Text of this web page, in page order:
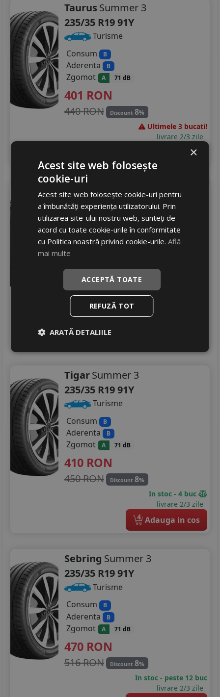
Taurus Summer 3
235/35 R19 91Y
Turisme
Consum
B
Aderenta B
Zgomot A 71 dB
401 RON
440 RON Discount 8%
Ultimele 3 bucati!
livrare 2/3 zile
Adauga in cos
KormoranSummer 3
235/35 R19 91Y
Turisme
Consum
Aderenta
430RON
472 RON Discount8%
TigarSummer 3
235/35 R19 91Y
Turisme
Consum
B
Aderenta B
Zgomot A 71 dB
410 RON
450 RON Discount 8%
In stoc - 4 buc
livrare 2/3 zile
4 Adauga in cos
Sebring Summer 3
235/35 R19 91Y
Turisme
Consum
B
Aderenta B
Zgomot A 71 dB
470 RON
516 RON Discount 8%
In stoc - peste 12 buc
livrare 2/3 zile
×
Acest site web folosește
cookie-uri
Acest site web folosește cookie-uri pentru
a îmbunătăți experiența utilizatorului. Prin
utilizarea site-ului nostru web, sunteți de
acord cu toate cookie-urile în conformitate
cu Politica noastră privind cookie-urile.Află
mai multe
ACCEPTĂ TOATE
REFUZĂ TOT
ARATĂ DETALIILE